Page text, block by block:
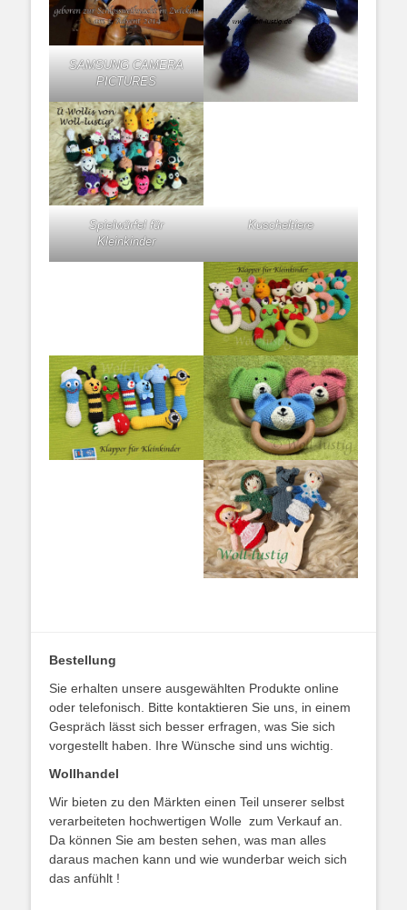
SAMSUNG CAMERA
PICTURES
Spielwürfel für
Kleinkinder
Kuscheltiere
Bestellung
Sie erhalten unsere ausgewählten Produkte online
oder telefonisch. Bitte kontaktieren Sie uns, in einem
Gespräch lässt sich besser erfragen, was Sie sich
vorgestellt haben. Ihre Wünsche sind uns wichtig.
Wollhandel
Wir bieten zu den Märkten einen Teil unserer selbst
verarbeiteten hochwertigen Wolle zum Verkauf an.
Da können Sie am besten sehen, was man alles
daraus machen kann und wie wunderbar weich sich
das anfühlt !